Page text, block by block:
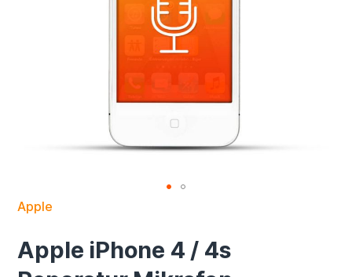
Apple
Apple iPhone 4 / 4s